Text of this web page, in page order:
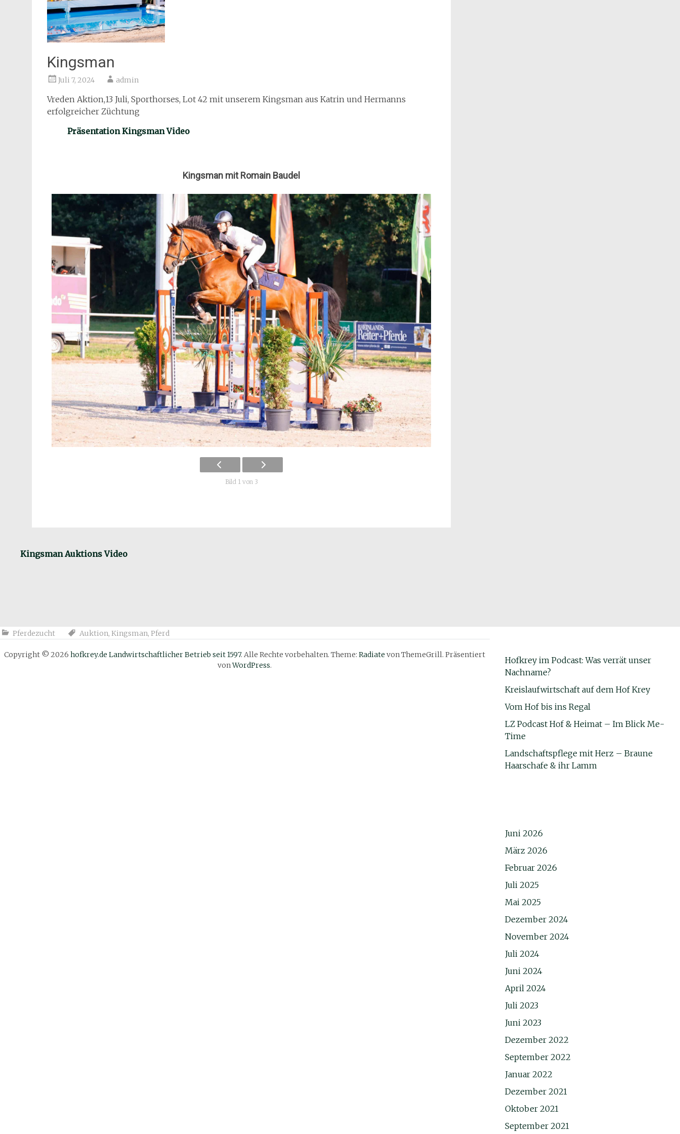
Kingsman
Juli 7, 2024 admin
Vreden Aktion,13 Juli, Sporthorses, Lot 42 mit unserem Kingsman aus Katrin und Hermanns
erfolgreicher Züchtung
Präsentation Kingsman Video
Kingsman mit Romain Baudel
Bild 1 von 3
Kingsman Auktions Video
Pferdezucht Auktion, Kingsman, Pferd
Hofkrey im Podcast: Was verrät unser
Nachname?
Kreislaufwirtschaft auf dem Hof Krey
Vom Hof bis ins Regal
LZ Podcast Hof & Heimat – Im Blick Me-
Time
Landschaftspflege mit Herz – Braune
Haarschafe & ihr Lamm
Juni 2026
März 2026
Februar 2026
Juli 2025
Mai 2025
Dezember 2024
November 2024
Juli 2024
Juni 2024
April 2024
Juli 2023
Juni 2023
Dezember 2022
September 2022
Januar 2022
Dezember 2021
Oktober 2021
September 2021
Copyright © 2026hofkrey.de Landwirtschaftlicher Betrieb seit 1597. Alle Rechte vorbehalten. Theme:Radiate von ThemeGrill. Präsentiert
vonWordPress.